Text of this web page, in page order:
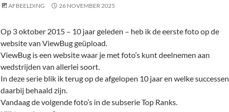
AFBEELDING 26 NOVEMBER 2025
Op 3 oktober 2015 – 10 jaar geleden – heb ik de eerste foto op de
website van ViewBug geüpload.
ViewBug is een website waar je met foto’s kunt deelnemen aan
wedstrijden van allerlei soort.
In deze serie blik ik terug op de afgelopen 10 jaar en welke successen
daarbij behaald zijn.
Vandaag de volgende foto’s in de subserie Top Ranks.